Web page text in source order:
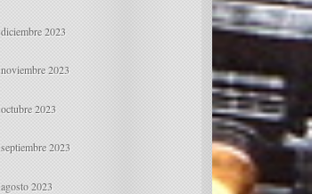
diciembre 2023
noviembre 2023
octubre 2023
septiembre 2023
agosto 2023